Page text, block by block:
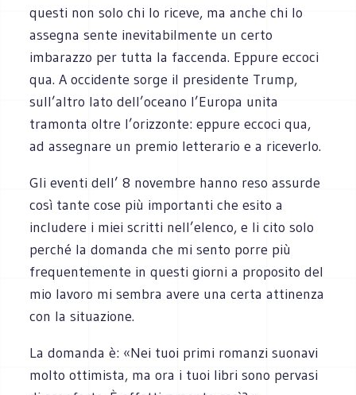
questi non solo chi lo riceve, ma anche chi lo
assegna sente inevitabilmente un certo
imbarazzo per tutta la faccenda. Eppure eccoci
qua. A occidente sorge il presidente Trump,
sull’altro lato dell’oceano l’Europa unita
tramonta oltre l’orizzonte: eppure eccoci qua,
ad assegnare un premio letterario e a riceverlo.
Gli eventi dell’ 8 novembre hanno reso assurde
così tante cose più importanti che esito a
includere i miei scritti nell’elenco, e li cito solo
perché la domanda che mi sento porre più
frequentemente in questi giorni a proposito del
mio lavoro mi sembra avere una certa attinenza
con la situazione.
La domanda è: «Nei tuoi primi romanzi suonavi
molto ottimista, ma ora i tuoi libri sono pervasi